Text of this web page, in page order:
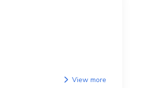
View more